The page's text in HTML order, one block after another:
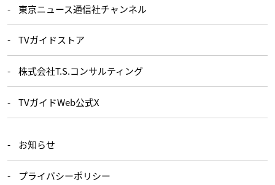
東京ニュース通信社チャンネル
TVガイドストア
株式会社T.S.コンサルティング
TVガイドWeb公式X
お知らせ
プライバシーポリシー